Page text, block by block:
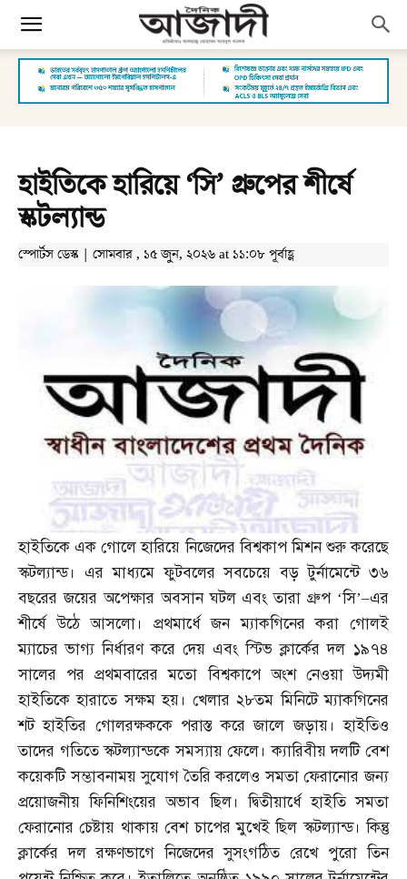
হাইতিকে হারিয়ে ‘সি’ গ্রুপের শীর্ষে
স্কটল্যান্ড
স্পোর্টস ডেস্ক | সোমবার , ১৫ জুন, ২০২৬ at ১১:০৮ পূর্বাহ্ণ
হাইতিকে এক গোলে হারিয়ে নিজেদের বিশ্বকাপ মিশন শুরু করেছে
স্কটল্যান্ড। এর মাধ্যমে ফুটবলের সবচেয়ে বড় টুর্নামেন্টে ৩৬
বছরের জয়ের অপেক্ষার অবসান ঘটল এবং তারা গ্রুপ ‘সি’–এর
শীর্ষে উঠে আসলো। প্রথমার্ধে জন ম্যাকগিনের করা গোলই
ম্যাচের ভাগ্য নির্ধারণ করে দেয় এবং স্টিভ ক্লার্কের দল ১৯৭৪
সালের পর প্রথমবারের মতো বিশ্বকাপে অংশ নেওয়া উদ্যমী
হাইতিকে হারাতে সক্ষম হয়। খেলার ২৮তম মিনিটে ম্যাকগিনের
শট হাইতির গোলরক্ষককে পরাস্ত করে জালে জড়ায়। হাইতিও
তাদের গতিতে স্কটল্যান্ডকে সমস্যায় ফেলে। ক্যারিবীয় দলটি বেশ
কয়েকটি সম্ভাবনাময় সুযোগ তৈরি করলেও সমতা ফেরানোর জন্য
প্রয়োজনীয় ফিনিশিংয়ের অভাব ছিল। দ্বিতীয়ার্ধে হাইতি সমতা
ফেরানোর চেষ্টায় থাকায় বেশ চাপের মুখেই ছিল স্কটল্যান্ড। কিন্তু
ক্লার্কের দল রক্ষণভাগে নিজেদের সুসংগঠিত রেখে পুরো তিন